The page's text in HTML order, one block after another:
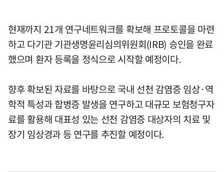
현재까지 21개 연구네트워크를 확보해 프로토콜을 마련
하고 다기관 기관생명윤리심의위원회(IRB) 승인을 완료
했으며 환자 등록을 정식으로 시작할 예정이다.
향후 확보된 자료를 바탕으로 국내 선천 감염증 임상·역
학적 특성과 합병증 발생을 연구하고 대규모 보험청구자
료를 활용해 대표성 있는 선천 감염증 대상자의 치료 및
장기 임상경과 등 연구를 추진할 예정이다.